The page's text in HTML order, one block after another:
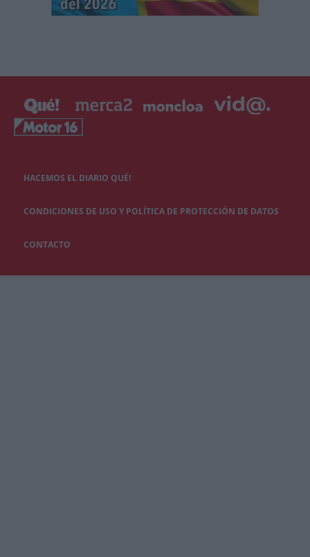
HACEMOS EL DIARIO QUÉ!
CONDICIONES DE USO Y POLÍTICA DE PROTECCIÓN DE DATOS
CONTACTO